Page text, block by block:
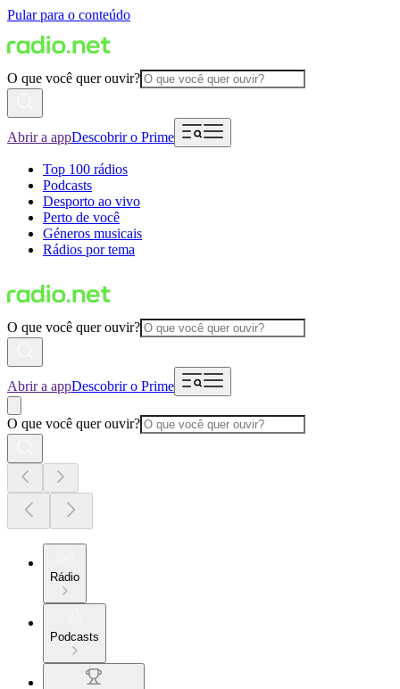
Pular para o conteúdo
O que você quer ouvir?
Abrir a appDescobrir o Prime
Top 100 rádios
Podcasts
Desporto ao vivo
Perto de você
Géneros musicais
Rádios por tema
O que você quer ouvir?
Abrir a appDescobrir o Prime
O que você quer ouvir?
Rádio
Podcasts